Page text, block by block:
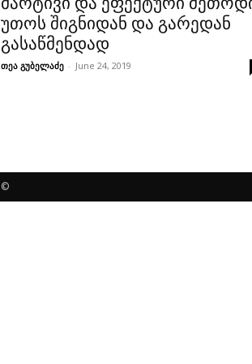
უთოს შიგნიდან და გარედან
გასაწმენდად
თეა გუბელაძე - June 24, 2019
©